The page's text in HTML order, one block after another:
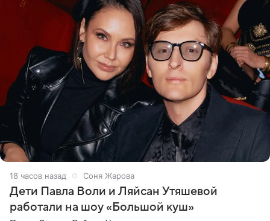
18 часов назад Соня Жарова
Дети Павла Воли и Ляйсан Утяшевой
работали на шоу «Большой куш»